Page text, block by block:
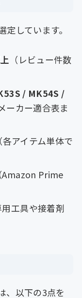
しています。
（レビュー件数
/ MK54S /
メーカー適合表ま
（各アイテム単体で
Amazon Prime
用工具や接着剤
、以下の3点を